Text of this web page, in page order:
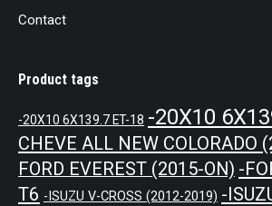
Contact
Product tags
-20X10 6X139.7 ET-18 -20X10
CHEVE ALL NEW COLORADO
FORD EVEREST (2015-ON) -
T6 -ISUZU V-CROSS (2012-2019) -